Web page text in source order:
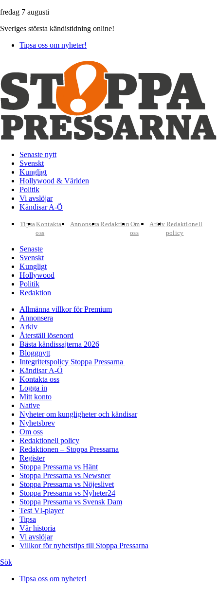
fredag 7 augusti
Sveriges största kändistidning online!
Tipsa oss om nyheter!
Senaste nytt
Svenskt
Kungligt
Hollywood & Världen
Politik
Vi avslöjar
Kändisar A-Ö
TipsaKontakta
oss
AnnonseraRedaktion Om
oss
Arkiv Redaktionell
policy
Senaste
Svenskt
Kungligt
Hollywood
Politik
Redaktion
Allmänna villkor för Premium
Annonsera
Arkiv
Återställ lösenord
Bästa kändissajterna 2026
Bloggnytt
Integritetspolicy Stoppa Pressarna
Kändisar A-Ö
Kontakta oss
Logga in
Mitt konto
Native
Nyheter om kungligheter och kändisar
Nyhetsbrev
Om oss
Redaktionell policy
Redaktionen – Stoppa Pressarna
Register
Stoppa Pressarna vs Hänt
Stoppa Pressarna vs Newsner
Stoppa Pressarna vs Nöjeslivet
Stoppa Pressarna vs Nyheter24
Stoppa Pressarna vs Svensk Dam
Test VI-player
Tipsa
Vår historia
Vi avslöjar
Villkor för nyhetstips till Stoppa Pressarna
Sök
Tipsa oss om nyheter!